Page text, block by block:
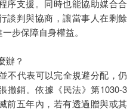
序支援。同時也能協助媒合合
談判與協商，讓當事人在剩餘
步保障自身權益。
辦？
不代表可以完全規避分配，仍
撤銷。依據《民法》第1030-3
前五年內，若有透過贈與或其